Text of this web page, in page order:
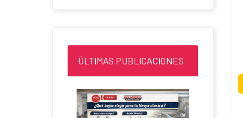
ÚLTIMAS PUBLICACIONES